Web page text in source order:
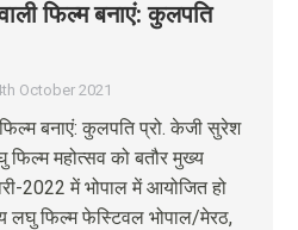
फिल्म बनाएं: कुलपति
October 2021
बनाएं: कुलपति प्रो. केजी सुरेश
महोत्सव को बतौर मुख्य
2022 में भोपाल में आयोजित हो
लघु फिल्म फेस्टिवल भोपाल/मेरठ,